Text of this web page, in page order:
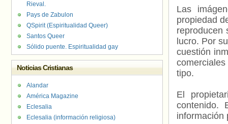
Las
propiedad
reproducen
lucro. Por
cuestión
tipo.
El
contenido.
información
Rieval.
Pays de Zabulon
QSpirit (Espiritualidad Queer)
Santos Queer
Sólido puente. Espiritualidad gay
Noticias Cristianas
Alandar
América Magazine
Eclesalia
Eclesalia (información religiosa)